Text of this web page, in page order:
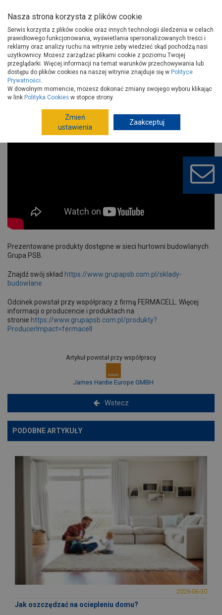
Strona główna Porady
Budowa i remont
Montaż płyty podłogowej fermacell® Therm25™
Montaż płyty podłogowej fermacell®
Therm25™
Prezentowane produkty dostępne w sieci hurtowni budowlanych
Grupa PSB.
Znajdź swój skład https://www.grupapsb.com.pl/sklady-
budowlane
Odcinek powstał przy współpracy z firmą FERMACELL. Więcej
informacji o producencie i produktach na
stronie https://www.grupapsb.com.pl/produkty?
ProducerImpact=fermacell
Artykuł powstał przy współpracy
James Hardie Europe GMBH
Wstecz
PODOBNE ARTYKUŁY
2026-06-30
Jak oszczędzać na ociepleniu domu?
Nasza strona korzysta z plików cookie
Serwis korzysta z plików cookie oraz innych technologii śledzenia w celach
prawidłowego funkcjonowania, wyświetlania spersonalizowanych treści i
reklamy oraz analizy ruchu na witrynie żeby wiedzieć skąd pochodzą nasi
użytkownicy. Możesz zarządzać plikami cookie z poziomu Twojej
przeglądarki. Więcej informacji na temat warunków przechowywania lub
dostępu do plików cookies na naszej witrynie znajduje się w Polityce
Prywatności.
W dowolnym momencie, możesz dokonać zmiany swojego wyboru klikając
w link Polityka Cookies w stopce strony.
Zmień
ustawienia
Zaakceptuj